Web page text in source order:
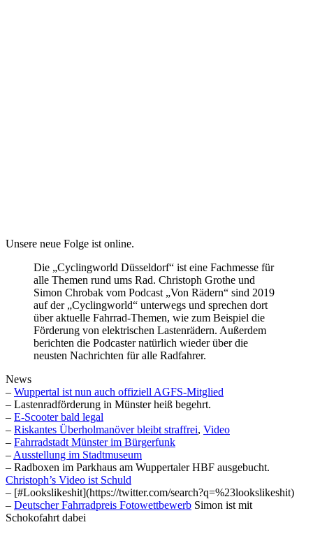
Unsere neue Folge ist online.
Die „Cyclingworld Düsseldorf“ ist eine Fachmesse für
alle Themen rund ums Rad. Christoph Grothe und
Simon Chrobak vom Podcast „Von Rädern“ sind 2019
auf der „Cyclingworld“ unterwegs und sprechen dort
über aktuelle Fahrrad-Themen, wie zum Beispiel die
Förderung von elektrischen Lastenrädern. Außerdem
berichten die Podcaster natürlich wieder über die
neusten Nachrichten für alle Radfahrer.
News
– Wuppertal ist nun auch offiziell AGFS-Mitglied
– Lastenradförderung in Münster heiß begehrt.
– E-Scooter bald legal
– Riskantes Überholmanöver bleibt straffrei, Video
– Fahrradstadt Münster im Bürgerfunk
– Ausstellung im Stadtmuseum
– Radboxen im Parkhaus am Wuppertaler HBF ausgebucht.
Christoph’s Video ist Schuld
– [#Lookslikeshit](https://twitter.com/search?q=%23lookslikeshit)
– Deutscher Fahrradpreis Fotowettbewerb Simon ist mit
Schokofahrt dabei